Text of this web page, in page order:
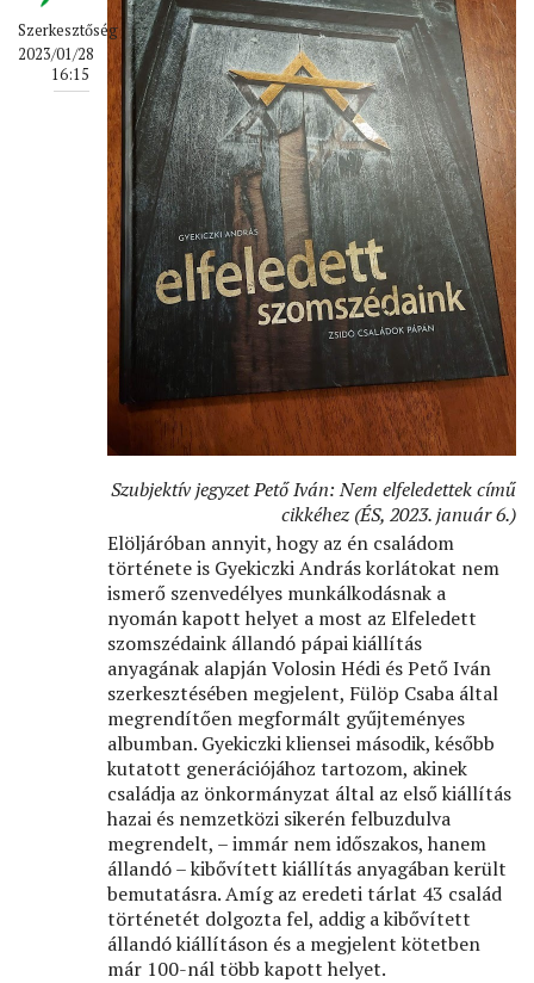
Szerkesztőség
2023/01/28
16:15
Szubjektív jegyzet Pető Iván: Nem elfeledettek című
cikkéhez (ÉS, 2023. január 6.)
Elöljáróban annyit, hogy az én családom
története is Gyekiczki András korlátokat nem
ismerő szenvedélyes munkálkodásnak a
nyomán kapott helyet a most az Elfeledett
szomszédaink állandó pápai kiállítás
anyagának alapján Volosin Hédi és Pető Iván
szerkesztésében megjelent, Fülöp Csaba által
megrendítően megformált gyűjteményes
albumban. Gyekiczki kliensei második, később
kutatott generációjához tartozom, akinek
családja az önkormányzat által az első kiállítás
hazai és nemzetközi sikerén felbuzdulva
megrendelt, – immár nem időszakos, hanem
állandó – kibővített kiállítás anyagában került
bemutatásra. Amíg az eredeti tárlat 43 család
történetét dolgozta fel, addig a kibővített
állandó kiállításon és a megjelent kötetben
már 100-nál több kapott helyet.